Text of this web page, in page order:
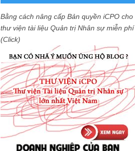
Bằng cách nâng cấp Bản quyền iCPO cho
thư viện tài liệu Quản trị Nhân sự miễn phí
(Click)